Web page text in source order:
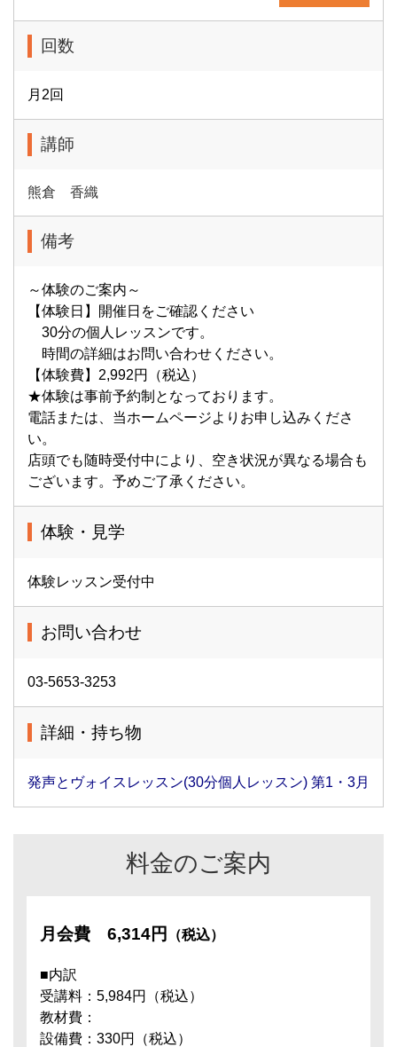
回数
月2回
講師
熊倉 香織
備考
～体験のご案内～
【体験日】開催日をご確認ください
30分の個人レッスンです。
時間の詳細はお問い合わせください。
【体験費】2,992円（税込）
★体験は事前予約制となっております。
電話または、当ホームページよりお申し込みくださ
い。
店頭でも随時受付中により、空き状況が異なる場合も
ございます。予めご了承ください。
体験・見学
体験レッスン受付中
お問い合わせ
03-5653-3253
詳細・持ち物
発声とヴォイスレッスン(30分個人レッスン) 第1・3月
料金のご案内
月会費 6,314円 （税込）
■内訳
受講料：5,984円（税込）
教材費：
設備費：330円（税込）